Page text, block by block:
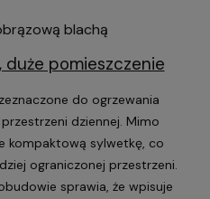
blachą
duże pomieszczenie
do ogrzewania
dziennej. Mimo
kompaktową sylwetkę, co
ograniczonej przestrzeni.
sprawia, że wpisuje